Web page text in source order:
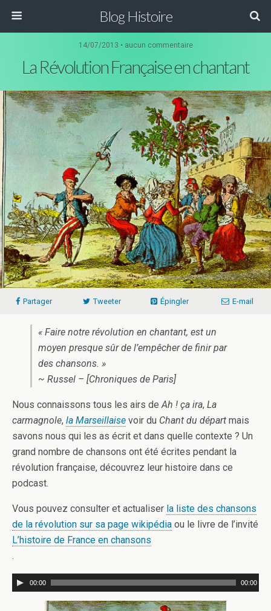
Blog Histoire
14/07/2013 • aucun commentaire
La Révolution Française en chantant
Partager Tweeter Épingler E-mail
« Faire notre révolution en chantant, est un
moyen presque sûr de l’empêcher de finir par
des chansons. »
~ Russel – [Chroniques de Paris]
Nous connaissons tous les airs de Ah ! ça ira, La
carmagnole, la Marseillaise voir du Chant du départ mais
savons nous qui les as écrit et dans quelle contexte ? Un
grand nombre de chansons ont été écrites pendant la
révolution française, découvrez leur histoire dans ce
podcast.
Vous pouvez consulter et actualiser la liste des chansons
de la révolution sur sa page wikipédia ou le livre de l’invité
L’histoire de France en chansons
.
00:00 00:00